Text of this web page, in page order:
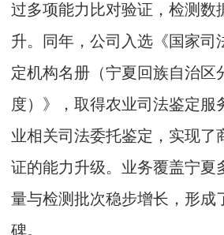
过多项能力比对验证，检测数
升。同年，公司入选《国家司
定机构名册（宁夏回族自治区
度）》，取得农业司法鉴定服
业相关司法委托鉴定，实现了
证的能力升级。业务覆盖宁夏
量与检测批次稳步增长，形成
碑。